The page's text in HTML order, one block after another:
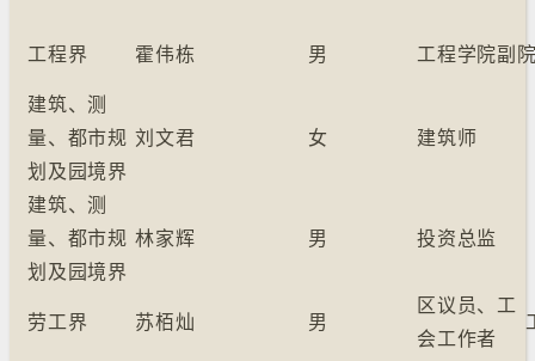
工程界 霍伟栋 男 工程学院副
建筑、测
量、都市规
划及园境界
刘文君 女 建筑师
建筑、测
量、都市规
划及园境界
林家辉 男 投资总监
劳工界 苏栢灿 男
区议员、工
会工作者